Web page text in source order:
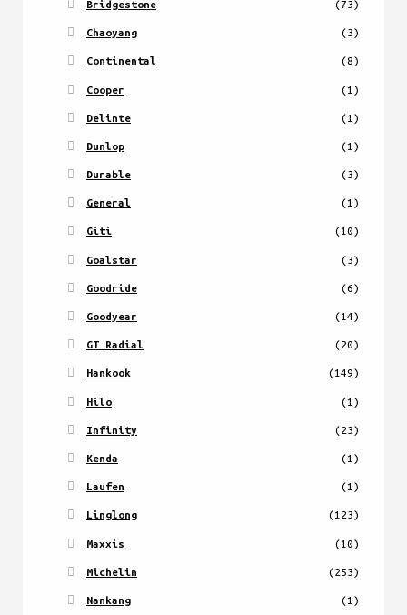
Bridgestone (73)
Chaoyang (3)
Continental (8)
Cooper (1)
Delinte (1)
Dunlop (1)
Durable (3)
General (1)
Giti (10)
Goalstar (3)
Goodride (6)
Goodyear (14)
GT Radial (20)
Hankook (149)
Hilo (1)
Infinity (23)
Kenda (1)
Laufen (1)
Linglong (123)
Maxxis (10)
Michelin (253)
Nankang (1)